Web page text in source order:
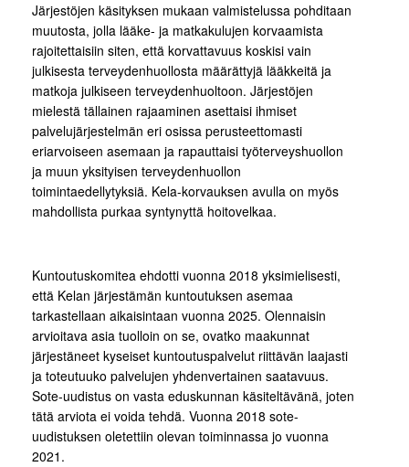
Järjestöjen käsityksen mukaan valmistelussa pohditaan
muutosta, jolla lääke- ja matkakulujen korvaamista
rajoitettaisiin siten, että korvattavuus koskisi vain
julkisesta terveydenhuollosta määrättyjä lääkkeitä ja
matkoja julkiseen terveydenhuoltoon. Järjestöjen
mielestä tällainen rajaaminen asettaisi ihmiset
palvelujärjestelmän eri osissa perusteettomasti
eriarvoiseen asemaan ja rapauttaisi työterveyshuollon
ja muun yksityisen terveydenhuollon
toimintaedellytyksiä. Kela-korvauksen avulla on myös
mahdollista purkaa syntynyttä hoitovelkaa.
Kuntoutuskomitea ehdotti vuonna 2018 yksimielisesti,
että Kelan järjestämän kuntoutuksen asemaa
tarkastellaan aikaisintaan vuonna 2025. Olennaisin
arvioitava asia tuolloin on se, ovatko maakunnat
järjestäneet kyseiset kuntoutuspalvelut riittävän laajasti
ja toteutuuko palvelujen yhdenvertainen saatavuus.
Sote-uudistus on vasta eduskunnan käsiteltävänä, joten
tätä arviota ei voida tehdä. Vuonna 2018 sote-
uudistuksen oletettiin olevan toiminnassa jo vuonna
2021.